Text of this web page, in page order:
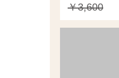
￥3,600